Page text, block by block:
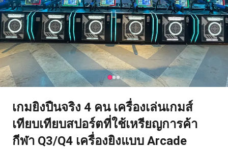
เกมยิงปืนจริง 4 คน เครื่องเล่นเกมส์
เทียบเทียบสปอร์ตที่ใช้เหรียญการค้า
กีฬา Q3/Q4 เครื่องยิงแบบ Arcade